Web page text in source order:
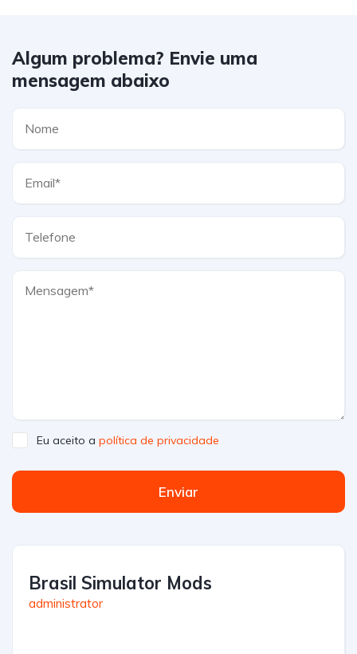
Algum problema? Envie uma
mensagem abaixo
Eu aceito a política de privacidade
Enviar
Brasil Simulator Mods
administrator